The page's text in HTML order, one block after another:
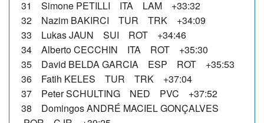
31 Simone PETILLI ITA LAM +33:32
32 Nazim BAKIRCI TUR TRK +34:09
33 Lukas JAUN SUI ROT +34:46
34 Alberto CECCHIN ITA ROT +35:30
35 David BELDA GARCIA ESP ROT +35:53
36 Fatih KELES TUR TRK +37:04
37 Peter SCHULTING NED PVC +37:52
38 Domingos ANDRÉ MACIEL GONÇALVES